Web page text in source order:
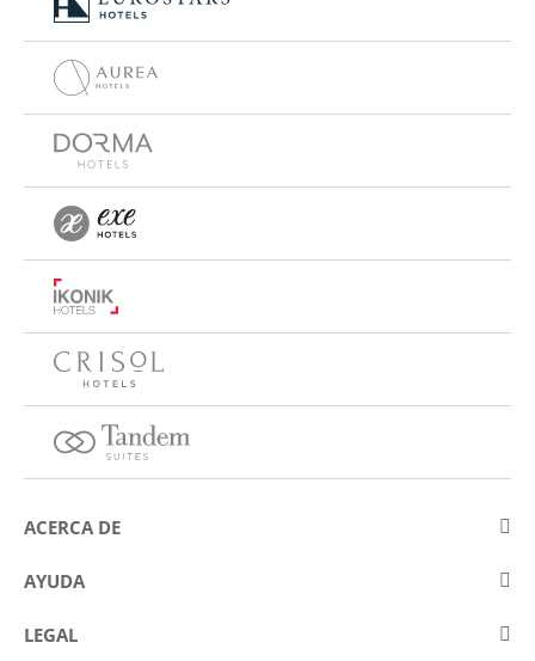
ACERCA DE
Sobre Eurostars Hotel Company
Concursos
AYUDA
Contactar
LEGAL